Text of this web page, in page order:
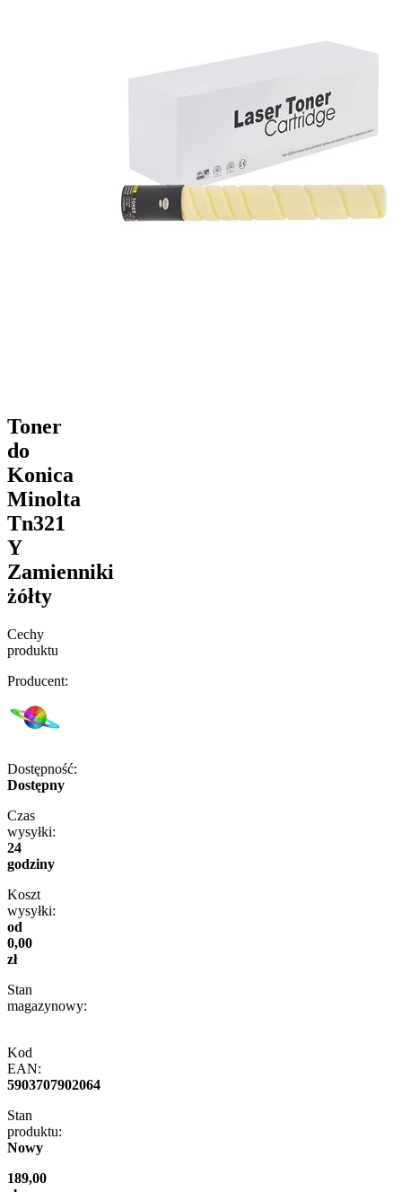
Toner
do
Konica
Minolta
Tn321
Y
Zamienniki
żółty
Cechy
produktu
Producent:
Dostępność:
Dostępny
Czas
wysyłki:
24
godziny
Koszt
wysyłki:
od
0,00
zł
Stan
magazynowy:
Kod
EAN:
5903707902064
Stan
produktu:
Nowy
189,00